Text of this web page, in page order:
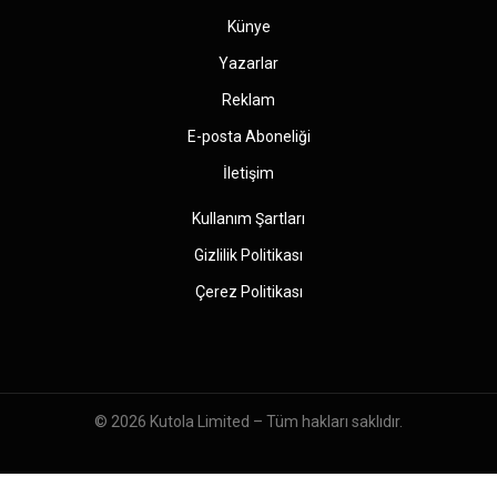
Künye
Yazarlar
Reklam
E-posta Aboneliği
İletişim
Kullanım Şartları
Gizlilik Politikası
Çerez Politikası
© 2026 Kutola Limited – Tüm hakları saklıdır.